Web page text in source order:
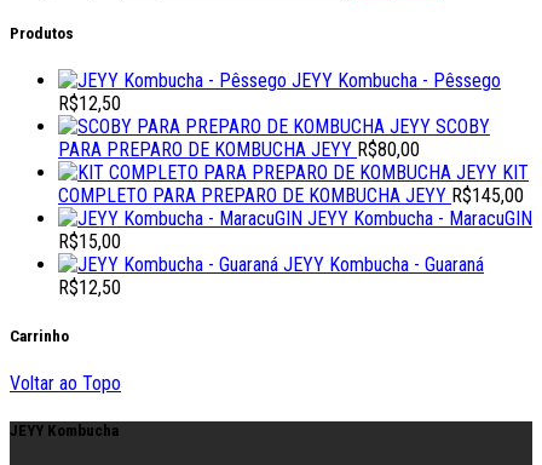
Produtos
JEYY Kombucha - Pêssego
R$12,50
SCOBY
PARA PREPARO DE KOMBUCHA JEYY R$80,00
KIT
COMPLETO PARA PREPARO DE KOMBUCHA JEYY R$145,00
JEYY Kombucha - MaracuGIN
R$15,00
JEYY Kombucha - Guaraná
R$12,50
Carrinho
Voltar ao Topo
JEYY Kombucha